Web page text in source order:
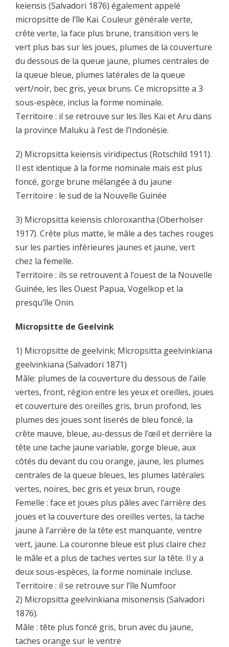
keiensis (Salvadori 1876) également appelé
micropsitte de l’île Kai. Couleur générale verte,
crête verte, la face plus brune, transition vers le
vert plus bas sur les joues, plumes de la couverture
du dessous de la queue jaune, plumes centrales de
la queue bleue, plumes latérales de la queue
vert/noir, bec gris, yeux bruns. Ce micropsitte a 3
sous-espèce, inclus la forme nominale.
Territoire : il se retrouve sur les îles Kai et Aru dans
la province Maluku à l’est de l’Indonésie.
2) Micropsitta keiensis viridipectus (Rotschild 1911).
Il est identique à la forme nominale mais est plus
foncé, gorge brune mélangée à du jaune
Territoire : le sud de la Nouvelle Guinée
3) Micropsitta keiensis chloroxantha (Oberholser
1917). Crête plus matte, le mâle a des taches rouges
sur les parties inférieures jaunes et jaune, vert
chez la femelle.
Territoire : ils se retrouvent à l’ouest de la Nouvelle
Guinée, les îles Ouest Papua, Vogelkop et la
presqu’île Onin.
Micropsitte de Geelvink
1) Micropsitte de geelvink; Micropsitta geelvinkiana
geelvinkiana (Salvadori 1871)
Mâle: plumes de la couverture du dessous de l’aile
vertes, front, région entre les yeux et oreilles, joues
et couverture des oreilles gris, brun profond, les
plumes des joues sont liserés de bleu foncé, la
crête mauve, bleue, au-dessus de l’œil et derrière la
tête une tache jaune variable, gorge bleue, aux
côtés du devant du cou orange, jaune, les plumes
centrales de la queue bleues, les plumes latérales
vertes, noires, bec gris et yeux brun, rouge
Femelle : face et joues plus pâles avec l’arrière des
joues et la couverture des oreilles vertes, la tache
jaune à l’arrière de la tête est manquante, ventre
vert, jaune. La couronne bleue est plus claire chez
le mâle et a plus de taches vertes sur la tête. Il y a
deux sous-espèces, la forme nominale incluse.
Territoire : il se retrouve sur l’île Numfoor
2) Micropsitta geelvinkiana misonensis (Salvadori
1876).
Mâle : tête plus foncé gris, brun avec du jaune,
taches orange sur le ventre